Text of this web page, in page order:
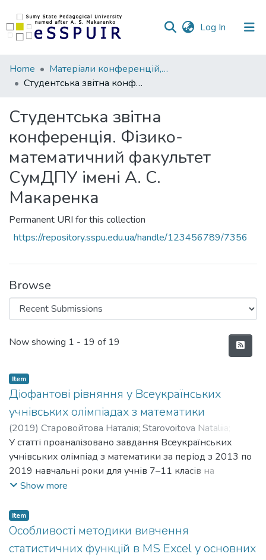
Log In (current)
Communities
&
All of DSpace
Home
Матеріали конференцій, семінарів, читань
Студентська звітна конференція. Фізико-математичний факультет СумДПУ імені А. С. Макаренка
Студентська звітна
конференція. Фізико-
математичний факультет
СумДПУ імені А. С.
Макаренка
Permanent URI for this collection
https://repository.sspu.edu.ua/handle/123456789/7356
Browse
Recent Submissions
Now showing 1 - 19 of 19
Item
Діофантові рівняння у Всеукраїнських
учнівських олімпіадах з математики
(2019) Старовойтова Наталія; Starovoitova Nataliia
Хворостіна Юрій В'ячеславович;Khvorostina Yurii
Viacheslavovych
У статті проаналізовано завдання Всеукраїнських
учнівських олімпіад з математики за період з 2013 по
2019 навчальні роки для учнів 7–11 класів на
наявність у них Діофантових рівнянь. Ми побачили,
програмі не приділяється взагалі увага цій темі, а
рівняння у цілих числах розглядаються лише на
математичних гуртках та факультативах. Також у статті
наведено приклади завдань, що містять рівняння у
Show more
Item
Особливості методики вивчення
статистичних функцій в MS Excel у основних